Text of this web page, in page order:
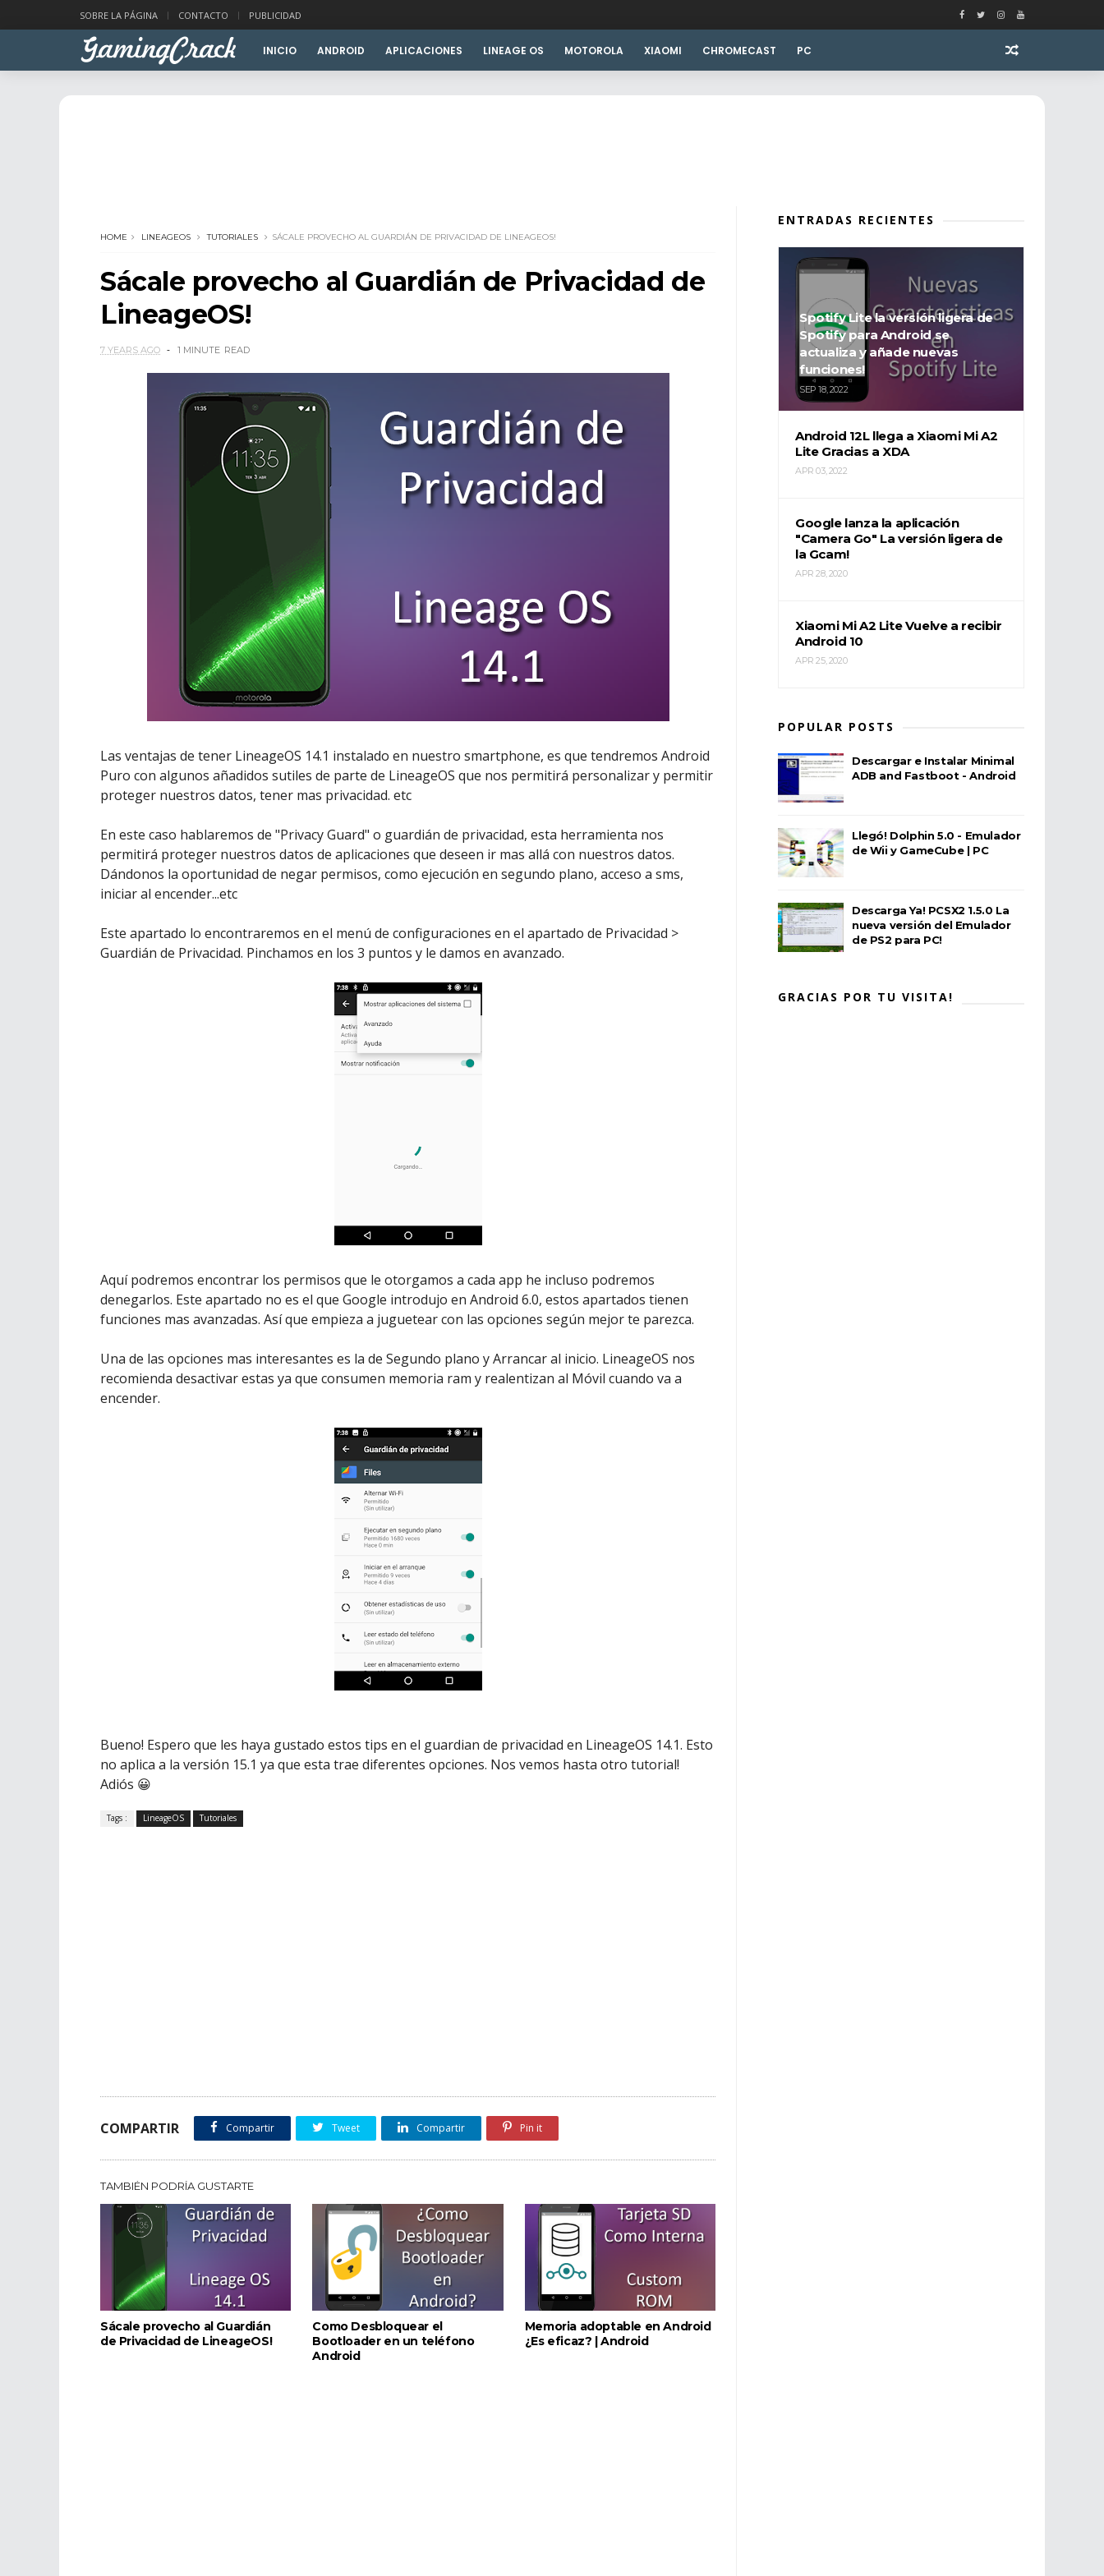
SOBRE LA PÁGINA CONTACTO PUBLICIDAD
INICIO ANDROID APLICACIONES LINEAGE OS MOTOROLA XIAOMI CHROMECAST PC
HOME LINEAGEOS TUTORIALES SÁCALE PROVECHO AL GUARDIÁN DE PRIVACIDAD DE LINEAGEOS!
Sácale provecho al Guardián de Privacidad de
LineageOS!
7 YEARS AGO 1 MINUTE READ
Las ventajas de tener LineageOS 14.1 instalado en nuestro smartphone, es que tendremos Android
Puro con algunos añadidos sutiles de parte de LineageOS que nos permitirá personalizar y permitir
proteger nuestros datos, tener mas privacidad. etc
En este caso hablaremos de "Privacy Guard" o guardián de privacidad, esta herramienta nos
permitirá proteger nuestros datos de aplicaciones que deseen ir mas allá con nuestros datos.
Dándonos la oportunidad de negar permisos, como ejecución en segundo plano, acceso a sms,
iniciar al encender...etc
Este apartado lo encontraremos en el menú de configuraciones en el apartado de Privacidad >
Guardián de Privacidad. Pinchamos en los 3 puntos y le damos en avanzado.
Aquí podremos encontrar los permisos que le otorgamos a cada app he incluso podremos
denegarlos. Este apartado no es el que Google introdujo en Android 6.0, estos apartados tienen
funciones mas avanzadas. Así que empieza a juguetear con las opciones según mejor te parezca.
Una de las opciones mas interesantes es la de Segundo plano y Arrancar al inicio. LineageOS nos
recomienda desactivar estas ya que consumen memoria ram y realentizan al Móvil cuando va a
encender.
Bueno! Espero que les haya gustado estos tips en el guardian de privacidad en LineageOS 14.1. Esto
no aplica a la versión 15.1 ya que esta trae diferentes opciones. Nos vemos hasta otro tutorial!
Adiós 😀
Tags : LineageOS Tutoriales
COMPARTIR Compartir Tweet Compartir Pin it
TAMBIÉN PODRÍA GUSTARTE
Sácale provecho al Guardián
de Privacidad de LineageOS!
Como Desbloquear el
Bootloader en un teléfono
Android
Memoria adoptable en Android
¿Es eficaz? | Android
ENTRADAS RECIENTES
Spotify Lite la versión ligera de
Spotify para Android se
actualiza y añade nuevas
funciones!
SEP 18, 2022
Android 12L llega a Xiaomi Mi A2
Lite Gracias a XDA
APR 03, 2022
Google lanza la aplicación
"Camera Go" La versión ligera de
la Gcam!
APR 28, 2020
Xiaomi Mi A2 Lite Vuelve a recibir
Android 10
APR 25, 2020
POPULAR POSTS
Descargar e Instalar Minimal
ADB and Fastboot - Android
Llegó! Dolphin 5.0 - Emulador
de Wii y GameCube | PC
Descarga Ya! PCSX2 1.5.0 La
nueva versión del Emulador
de PS2 para PC!
GRACIAS POR TU VISITA!